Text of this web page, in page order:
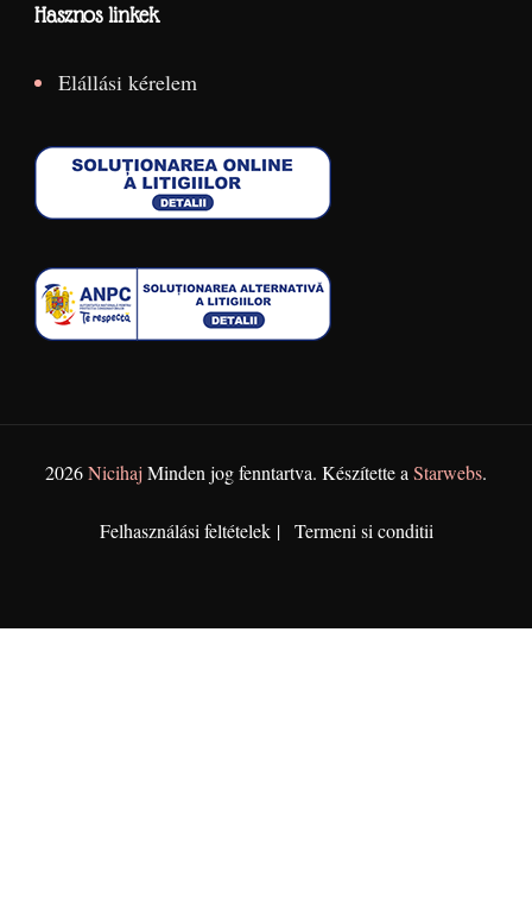
Hasznos linkek
Elállási kérelem
2026Nicihaj Minden jog fenntartva. Készítette a Starwebs.
Felhasználási feltételek Termeni si conditii